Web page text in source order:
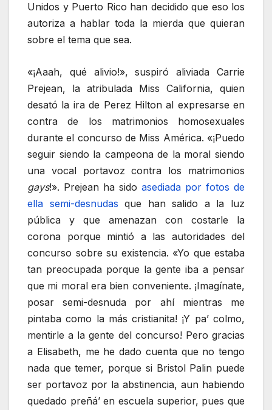
Unidos y Puerto Rico han decidido que eso los
autoriza a hablar toda la mierda que quieran
sobre el tema que sea.
«¡Aaah, qué alivio!», suspiró aliviada Carrie
Prejean, la atribulada Miss California, quien
desató la ira de Perez Hilton al expresarse en
contra de los matrimonios homosexuales
durante el concurso de Miss América. «¡Puedo
seguir siendo la campeona de la moral siendo
una vocal portavoz contra los matrimonios
gays!». Prejean ha sido asediada por fotos de
ella semi-desnudas que han salido a la luz
pública y que amenazan con costarle la
corona porque mintió a las autoridades del
concurso sobre su existencia. «Yo que estaba
tan preocupada porque la gente iba a pensar
que mi moral era bien conveniente. ¡Imagínate,
posar semi-desnuda por ahí mientras me
pintaba como la más cristianita! ¡Y pa’ colmo,
mentirle a la gente del concurso! Pero gracias
a Elisabeth, me he dado cuenta que no tengo
nada que temer, porque si Bristol Palin puede
ser portavoz por la abstinencia, aun habiendo
quedado preñá’ en escuela superior, pues que